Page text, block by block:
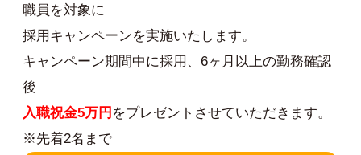
職員を対象に
採用キャンペーンを実施いたします。
キャンペーン期間中に採用、6ヶ月以上の勤務確認
後
入職祝金5万円 をプレゼントさせていただきます。
※先着2名まで